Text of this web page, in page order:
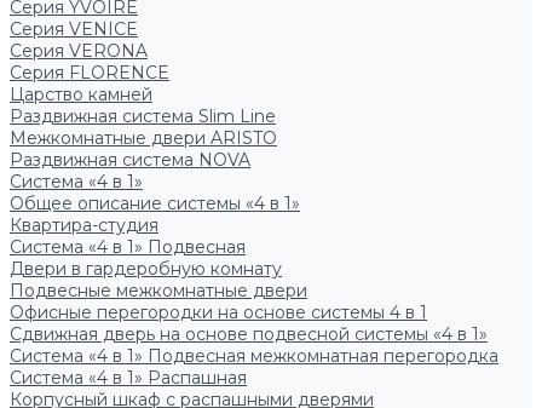
Серия YVOIRE
Серия VENICE
Серия VERONA
Серия FLORENCE
Царство камней
Раздвижная система Slim Line
Межкомнатные двери ARISTO
Раздвижная система NOVA
Система «4 в 1»
Общее описание системы «4 в 1»
Квартира-студия
Система «4 в 1» Подвесная
Двери в гардеробную комнату
Подвесные межкомнатные двери
Офисные перегородки на основе системы 4 в 1
Сдвижная дверь на основе подвесной системы «4 в 1»
Система «4 в 1» Подвесная межкомнатная перегородка
Система «4 в 1» Распашная
Корпусный шкаф с распашными дверями